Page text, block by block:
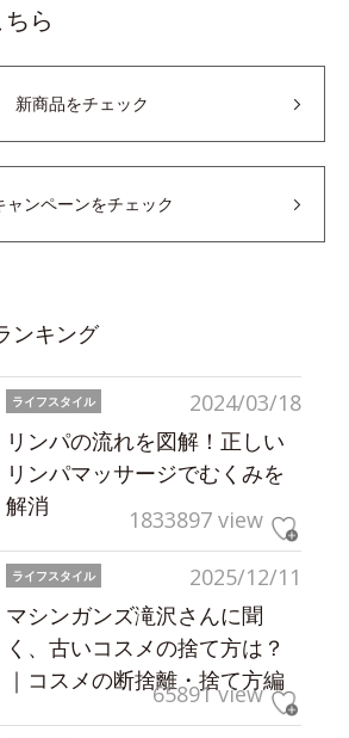
ら
新商品をチェック
ャンペーンをチェック
ンキング
2024/03/18
ライフスタイル
リンパの流れを図解！正しい
リンパマッサージでむくみを
解消
1833897 view
2025/12/11
ライフスタイル
マシンガンズ滝沢さんに聞
く、古いコスメの捨て方は？
｜コスメの断捨離・捨て方編
65891 view